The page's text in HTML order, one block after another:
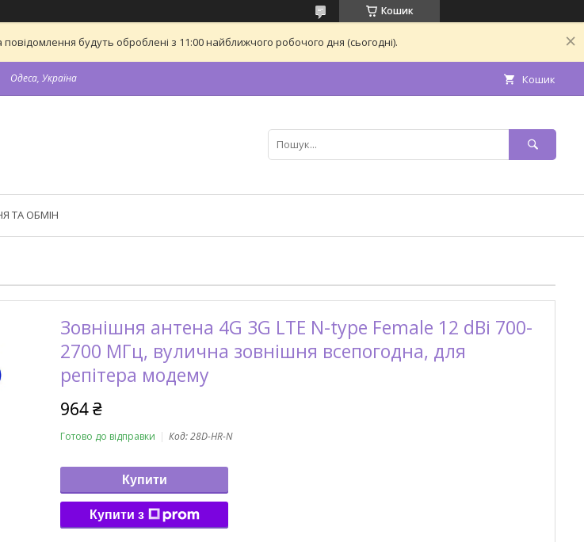
Кошик
будуть оброблені з 11:00 найближчого робочого дня (сьогодні).
Одеса, Україна Кошик
ТА ОБМІН
Зовнішня антена 4G 3G LTE N-type Female 12 dBi 700-
2700 МГц, вулична зовнішня всепогодна, для
репітера модему
964 ₴
Готово до відправки Код:28D-HR-N
Купити
Купити з